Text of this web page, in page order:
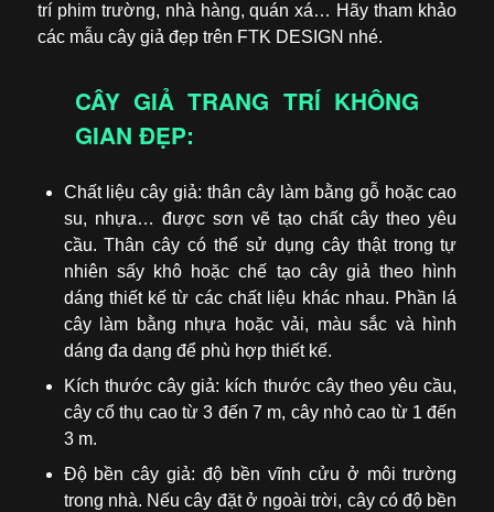
trí phim trường, nhà hàng, quán xá… Hãy tham khảo
các mẫu cây giả đẹp trên FTK DESIGN nhé.
CÂY GIẢ TRANG TRÍ KHÔNG
GIAN ĐẸP:
Chất liệu cây giả: thân cây làm bằng gỗ hoặc cao
su, nhựa… được sơn vẽ tạo chất cây theo yêu
cầu. Thân cây có thể sử dụng cây thật trong tự
nhiên sấy khô hoặc chế tạo cây giả theo hình
dáng thiết kế từ các chất liệu khác nhau. Phần lá
cây làm bằng nhựa hoặc vải, màu sắc và hình
dáng đa dạng để phù hợp thiết kế.
Kích thước cây giả: kích thước cây theo yêu cầu,
cây cổ thụ cao từ 3 đến 7 m, cây nhỏ cao từ 1 đến
3 m.
Độ bền cây giả: độ bền vĩnh cửu ở môi trường
trong nhà. Nếu cây đặt ở ngoài trời, cây có độ bền